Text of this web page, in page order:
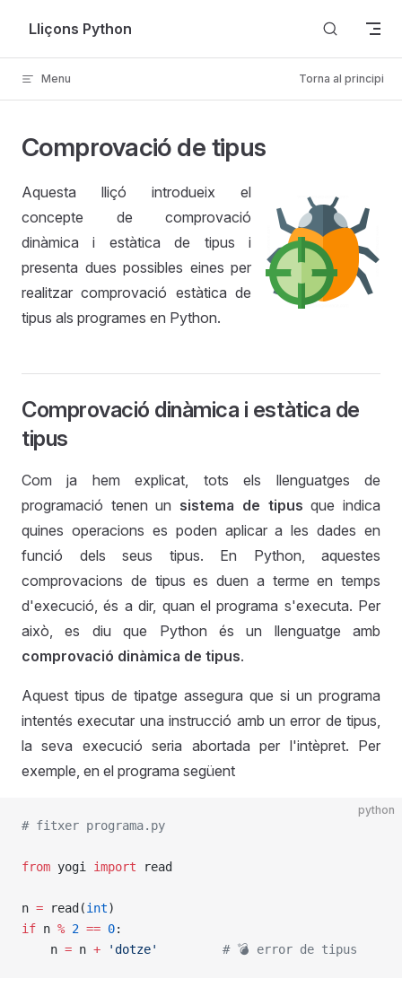
Skip to content
Lliçons Python
Menu Torna al principi
Comprovació de tipus
Aquesta lliçó introdueix el
concepte de comprovació
dinàmica i estàtica de tipus i
presenta dues possibles eines per
realitzar comprovació estàtica de
tipus als programes en Python.
Comprovació dinàmica i estàtica de
tipus
Com ja hem explicat, tots els llenguatges de
programació tenen un sistema de tipus que indica
quines operacions es poden aplicar a les dades en
funció dels seus tipus. En Python, aquestes
comprovacions de tipus es duen a terme en temps
d'execució, és a dir, quan el programa s'executa. Per
això, es diu que Python és un llenguatge amb
comprovació dinàmica de tipus.
Aquest tipus de tipatge assegura que si un programa
intentés executar una instrucció amb un error de tipus,
la seva execució seria abortada per l'intèpret. Per
exemple, en el programa següent
python
# fitxer programa.py
from yogi import read
n = read(int)
if n % 2 == 0:
    n
= n + 'dotze'
         # 💣 error de tipus